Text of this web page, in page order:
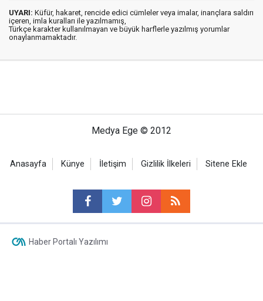
UYARI: Küfür, hakaret, rencide edici cümleler veya imalar, inançlara saldırı
içeren, imla kuralları ile yazılmamış,
Türkçe karakter kullanılmayan ve büyük harflerle yazılmış yorumlar
onaylanmamaktadır.
Medya Ege © 2012
Anasayfa Künye İletişim Gizlilik İlkeleri Sitene Ekle
Haber Portalı Yazılımı